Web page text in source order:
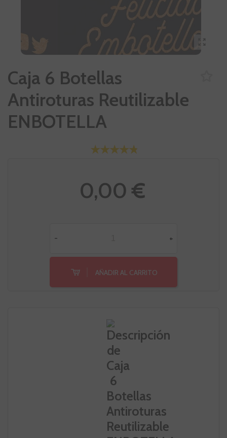
Caja 6 Botellas
Antiroturas Reutilizable
ENBOTELLA
0,00 €
- +
AÑADIR AL CARRITO